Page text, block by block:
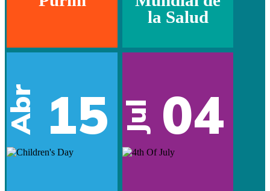
la Salud
Abr 15 Jul 04